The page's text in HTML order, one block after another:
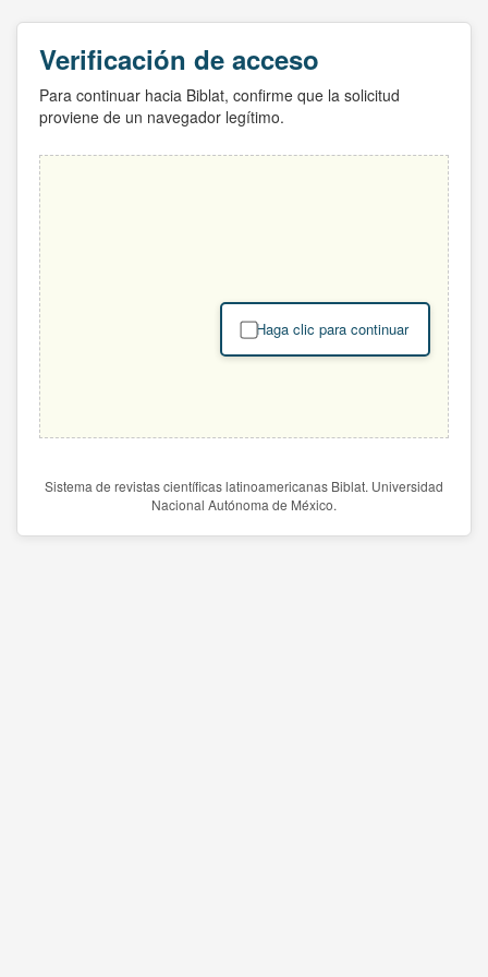
Verificación de acceso
Para continuar hacia Biblat, confirme que la solicitud
proviene de un navegador legítimo.
Haga clic para continuar
Sistema de revistas científicas latinoamericanas Biblat. Universidad
Nacional Autónoma de México.